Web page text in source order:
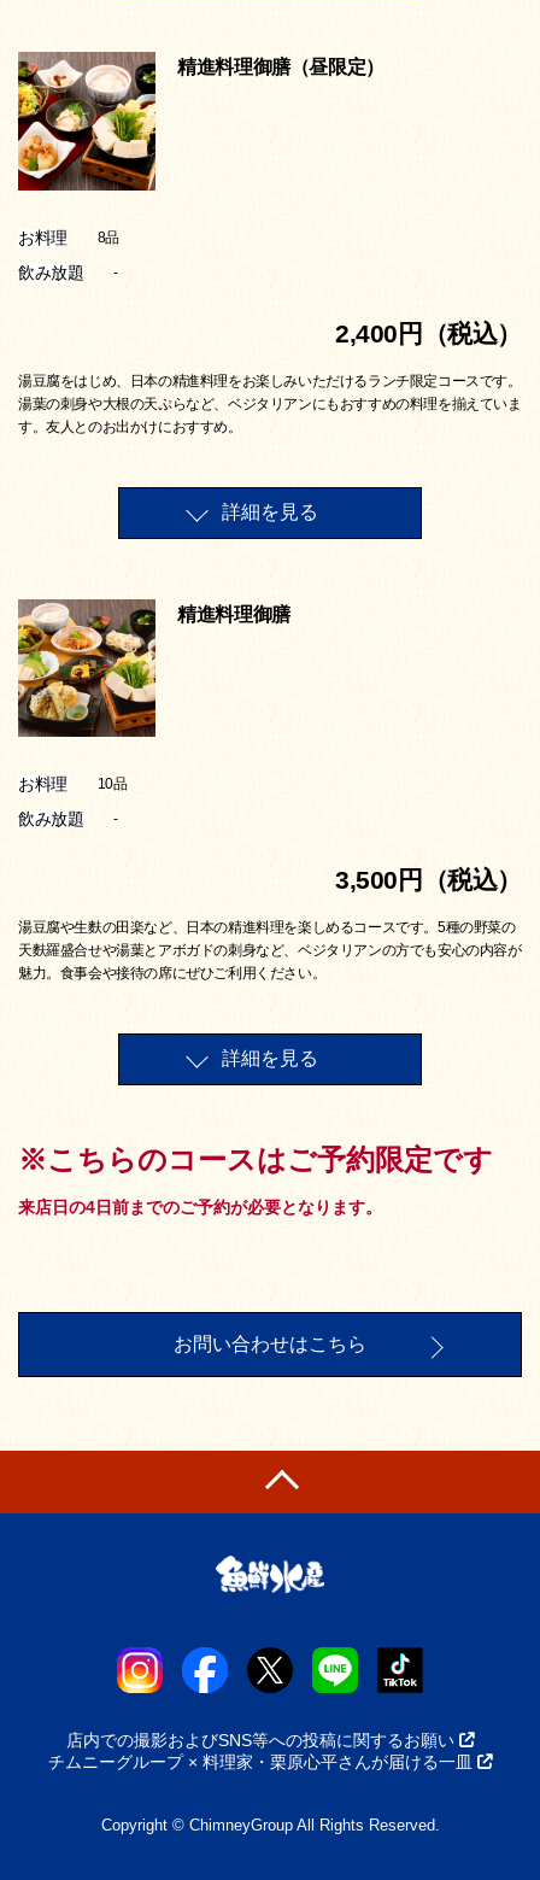
精進料理御膳（昼限定）
お料理 8品
飲み放題 -
2,400円（税込）
湯豆腐をはじめ、日本の精進料理をお楽しみいただけるランチ限定コースです。
湯葉の刺身や大根の天ぷらなど、ベジタリアンにもおすすめの料理を揃えていま
す。友人とのお出かけにおすすめ。
詳細を見る
精進料理御膳
お料理 10品
飲み放題 -
3,500円（税込）
湯豆腐や生麩の田楽など、日本の精進料理を楽しめるコースです。5種の野菜の
天麩羅盛合せや湯葉とアボガドの刺身など、ベジタリアンの方でも安心の内容が
魅力。食事会や接待の席にぜひご利用ください。
詳細を見る
※こちらのコースはご予約限定です
来店日の4日前までのご予約が必要となります。
お問い合わせはこちら
店内での撮影およびSNS等への投稿に関するお願い
チムニーグループ × 料理家・栗原心平さんが届ける一皿
Copyright © ChimneyGroup All Rights Reserved.